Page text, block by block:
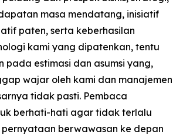
masa mendatang, inisiatif
paten, serta keberhasilan
kami yang dipatenkan, tentu
pada estimasi dan asumsi yang,
wajar oleh kami dan manajemen
tidak pasti. Pembaca
berhati-hati agar tidak terlalu
berwawasan ke depan